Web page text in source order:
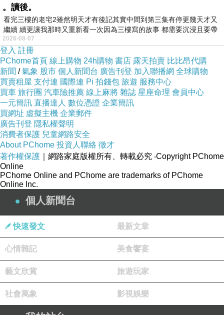
。讀後。
看完三樓的老宅2雖然明天才有後記其實中間到第三集有停更幾天才又
繼續 續更讓我那時又重新看一次因為三樓寫的故事 都需要沉浸且要帶
有
2026-08-07
登入 註冊
PChome首頁 線上購物 24h購物 書店 露天拍賣 比比昂代購
新聞 /氣象 股市 個人新聞台 廣告刊登 加入聯播網 全球購物
買賣租屋 支付連 國際連 Pi 拍錢包 旅遊 服務中心
買車 旅行團 汽車險推薦 線上麻將 雜誌 星座命理 會員中心
一元簡訊 直播達人 數位憑證 企業簡訊
買網址 虛擬主機 企業郵件
廣告刊登 隱私權聲明
消費者保護 兒童網路安全
About PChome 投資人聯絡 徵才
著作權保護 ｜網路家庭版權所有、轉載必究 ‧Copyright PChome
Online
PChome Online and PChome are trademarks of PChome
Online Inc.
個人新聞台
快速發文 最新文章
心情雜記 美食饗宴
藝文欣賞 旅遊玩家
社會萬象 影視娛樂